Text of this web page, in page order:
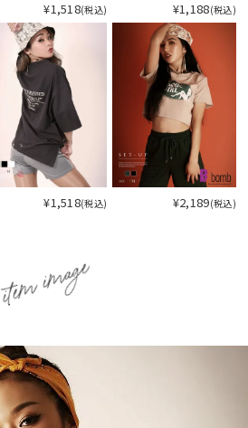
¥1,518(税込) ¥1,188(税込)
¥1,518(税込) ¥2,189(税込)
item image